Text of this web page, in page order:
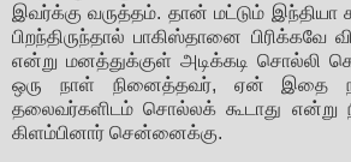
இவர்க்கு வருத்தம். தான் மட்டும் இந்தியா
பிறந்திருந்தால் பாகிஸ்தானை பிரிக்கவே
என்று மனத்துக்குள் அடிக்கடி சொல்லி
ஒரு நாள் நினைத்தவர், ஏன் இதை
தலைவர்களிடம் சொல்லக் கூடாது என்று
கிளம்பினார் சென்னைக்கு.